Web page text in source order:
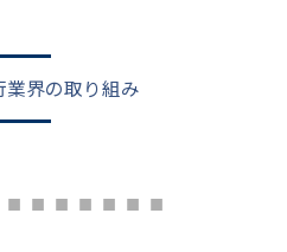
にアゼルバイジャン、2月25日(木)
定「コロナお守りパック」の期間延
業界の取り組み